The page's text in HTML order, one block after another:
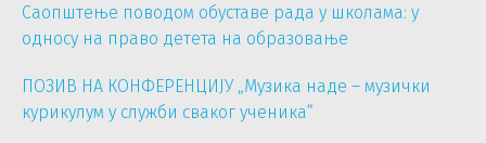
Саопштење поводом обуставе рада у школама: у
односу на право детета на образовање
ПОЗИВ НА КОНФЕРЕНЦИЈУ „Музика наде – музички
курикулум у служби сваког ученика“